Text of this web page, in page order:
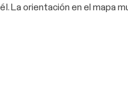
La orientación en el mapa